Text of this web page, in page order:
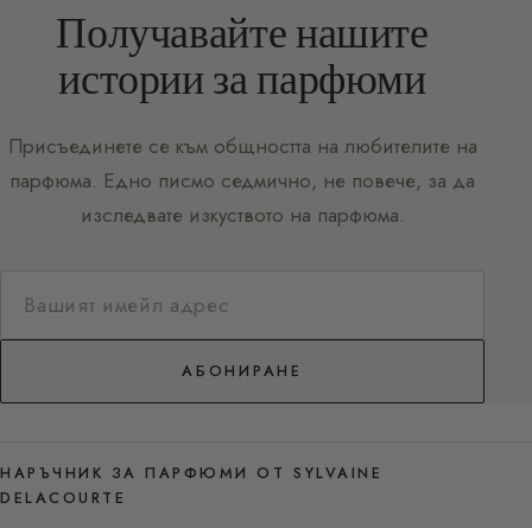
Получавайте нашите
истории за парфюми
Присъединете се към общността на любителите на
парфюма. Едно писмо седмично, не повече, за да
изследвате изкуството на парфюма.
АБОНИРАНЕ
НАРЪЧНИК ЗА ПАРФЮМИ ОТ SYLVAINE
DELACOURTE